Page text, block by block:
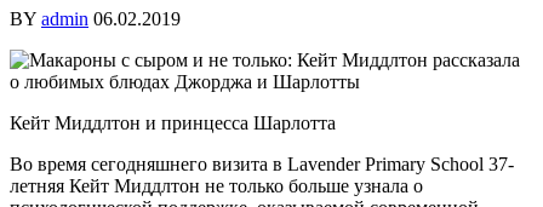
BY admin 06.02.2019
Кейт Миддлтон и принцесса Шарлотта
Во время сегодняшнего визита в Lavender Primary School 37-
летняя Кейт Миддлтон не только больше узнала о